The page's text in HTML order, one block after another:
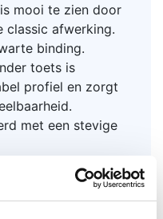
mooi te zien door
classic afwerking.
binding.
toets is
profiel en zorgt
met een stevige
PCH M104;